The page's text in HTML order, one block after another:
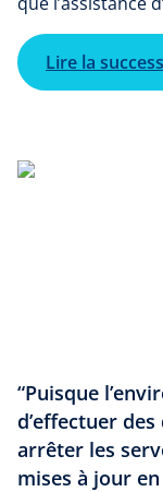
Lire la
“Puisque
d’effectuer
arrêter les
mises à jour